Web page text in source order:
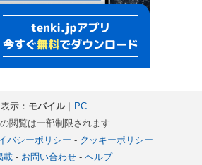
表示： モバイル｜ PC
閲覧は一部制限されます
バシーポリシー - クッキーポリシー
載- お問い合わせ- ヘルプ